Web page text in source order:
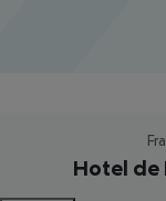
Hotel de